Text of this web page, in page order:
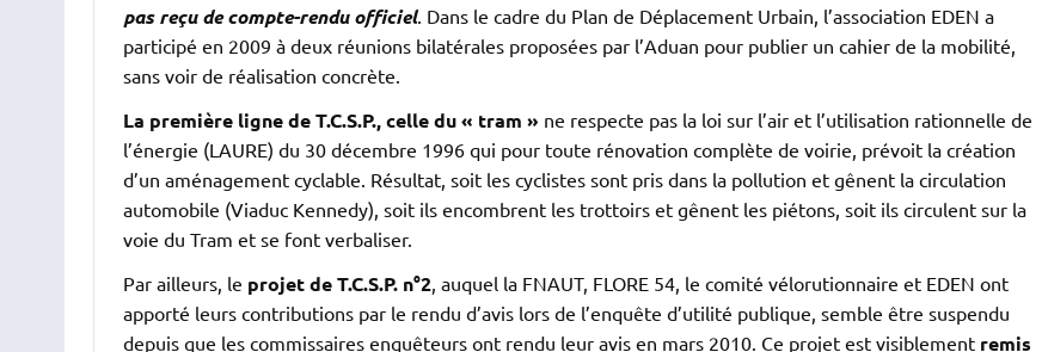
pas reçu de compte-rendu officiel. Dans le cadre du Plan de Déplacement Urbain, l’association EDEN a
participé en 2009 à deux réunions bilatérales proposées par l’Aduan pour publier un cahier de la mobilité,
sans voir de réalisation concrète.
La première ligne de T.C.S.P., celle du « tram » ne respecte pas la loi sur l’air et l’utilisation rationnelle de
l’énergie (LAURE) du 30 décembre 1996 qui pour toute rénovation complète de voirie, prévoit la création
d’un aménagement cyclable. Résultat, soit les cyclistes sont pris dans la pollution et gênent la circulation
automobile (Viaduc Kennedy), soit ils encombrent les trottoirs et gênent les piétons, soit ils circulent sur la
voie du Tram et se font verbaliser.
Par ailleurs, le projet de T.C.S.P. n°2 , auquel la FNAUT, FLORE 54, le comité vélorutionnaire et EDEN ont
apporté leurs contributions par le rendu d’avis lors de l’enquête d’utilité publique, semble être suspendu
depuis que les commissaires enquêteurs ont rendu leur avis en mars 2010. Ce projet est visiblement remis